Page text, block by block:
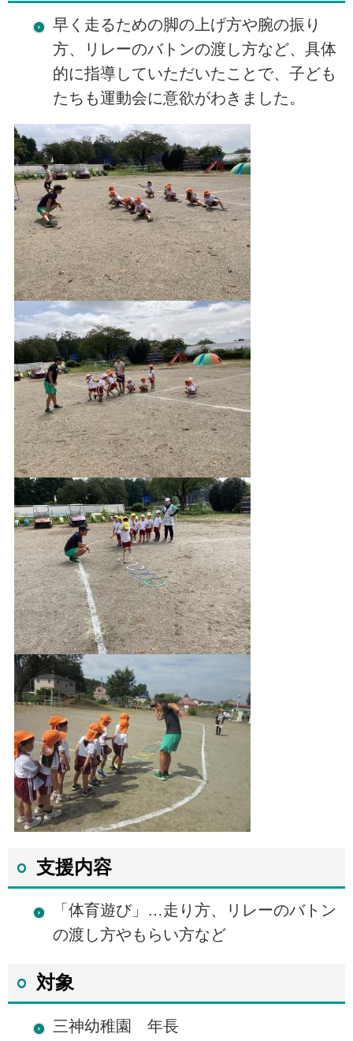
早く走るための脚の上げ方や腕の振り
方、リレーのバトンの渡し方など、具体
的に指導していただいたことで、子ども
たちも運動会に意欲がわきました。
支援内容
「体育遊び」…走り方、リレーのバトン
の渡し方やもらい方など
対象
三神幼稚園 年長